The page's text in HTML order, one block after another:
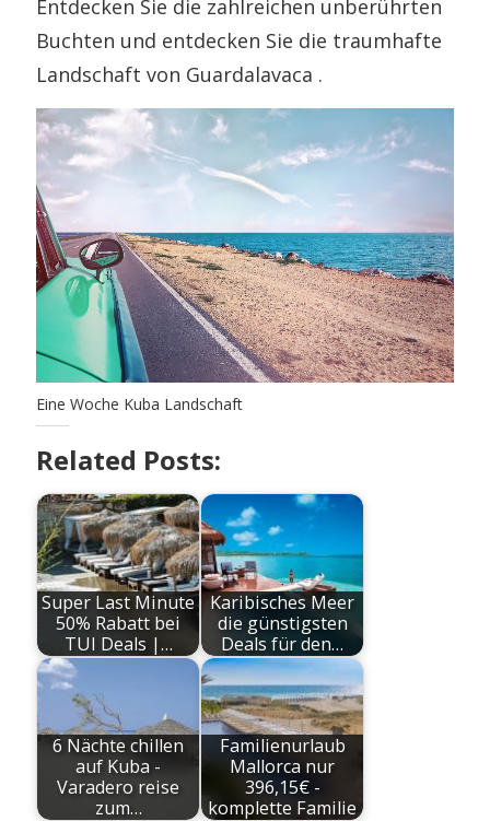
Entdecken Sie die zahlreichen unberührten
Buchten und entdecken Sie die traumhafte
Landschaft von Guardalavaca .
Eine Woche Kuba Landschaft
Related Posts:
Super Last Minute
50% Rabatt bei
TUI Deals |…
Karibisches Meer
die günstigsten
Deals für den…
6 Nächte chillen
auf Kuba -
Varadero reise
zum…
Familienurlaub
Mallorca nur
396,15€ -
komplette Familie